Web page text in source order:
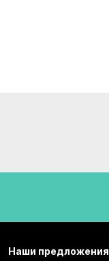
Наши предложения